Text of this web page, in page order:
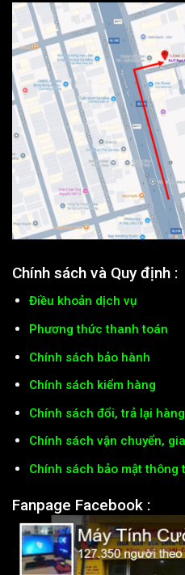
Chính sách và Quy định :
Điều khoản dịch vụ
Phương thức thanh toán
Chính sách bảo hành
Chính sách kiểm hàng
Chính sách đổi, trả lại hàng
Chính sách vận chuyển,
Chính sách bảo mật thông
Fanpage Facebook :